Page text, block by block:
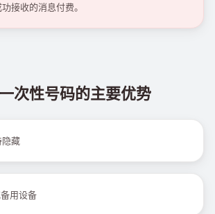
接收的消息付费。
次性号码的主要优势
藏
用设备